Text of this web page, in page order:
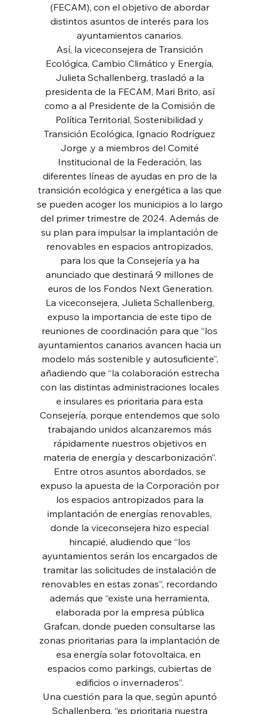
(FECAM), con el objetivo de abordar
distintos asuntos de interés para los
ayuntamientos canarios.
Así, la viceconsejera de Transición
Ecológica, Cambio Climático y Energía,
Julieta Schallenberg, trasladó a la
presidenta de la FECAM, Mari Brito, así
como a al Presidente de la Comisión de
Política Territorial, Sostenibilidad y
Transición Ecológica, Ignacio Rodríguez
Jorge ,y a miembros del Comité
Institucional de la Federación, las
diferentes líneas de ayudas en pro de la
transición ecológica y energética a las que
se pueden acoger los municipios a lo largo
del primer trimestre de 2024. Además de
su plan para impulsar la implantación de
renovables en espacios antropizados,
para los que la Consejería ya ha
anunciado que destinará 9 millones de
euros de los Fondos Next Generation.
La viceconsejera, Julieta Schallenberg,
expuso la importancia de este tipo de
reuniones de coordinación para que “los
ayuntamientos canarios avancen hacia un
modelo más sostenible y autosuficiente”,
añadiendo que “la colaboración estrecha
con las distintas administraciones locales
e insulares es prioritaria para esta
Consejería, porque entendemos que solo
trabajando unidos alcanzaremos más
rápidamente nuestros objetivos en
materia de energía y descarbonización”.
Entre otros asuntos abordados, se
expuso la apuesta de la Corporación por
los espacios antropizados para la
implantación de energías renovables,
donde la viceconsejera hizo especial
hincapié, aludiendo que “los
ayuntamientos serán los encargados de
tramitar las solicitudes de instalación de
renovables en estas zonas”, recordando
además que “existe una herramienta,
elaborada por la empresa pública
Grafcan, donde pueden consultarse las
zonas prioritarias para la implantación de
esa energía solar fotovoltaica, en
espacios como parkings, cubiertas de
edificios o invernaderos”.
Una cuestión para la que, según apuntó
Schallenberg, “es prioritaria nuestra